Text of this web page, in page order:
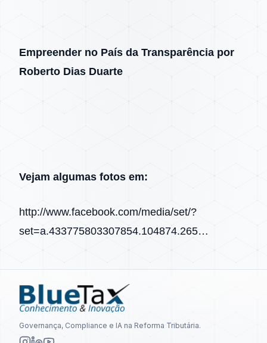
Empreender no País da Transparência por
Roberto Dias Duarte
Vejam algumas fotos em:
http://www.facebook.com/media/set/?
set=a.433775803307854.104874.265…
Governança, Compliance e IA na Reforma Tributária.